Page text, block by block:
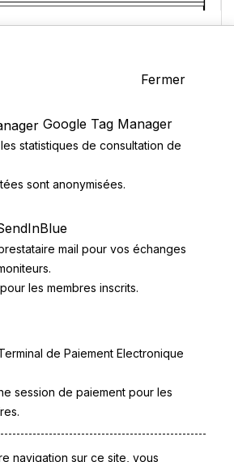
Fermer
Google Tag Manager
statistiques de consultation de
sont anonymisées.
mail pour vos échanges
les membres inscrits.
de Paiement Electronique
session de paiement pour les
navigation sur ce site, vous